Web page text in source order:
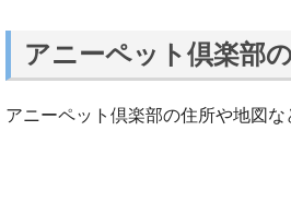
アニーペット倶楽部
アニーペット倶楽部の住所や地図な